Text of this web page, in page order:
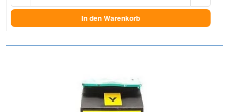
In den Warenkorb